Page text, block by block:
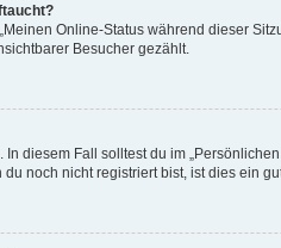
Online-Status während dieser
Besucher gezählt.
diesem Fall solltest du im
noch nicht registriert bist, ist dies ein